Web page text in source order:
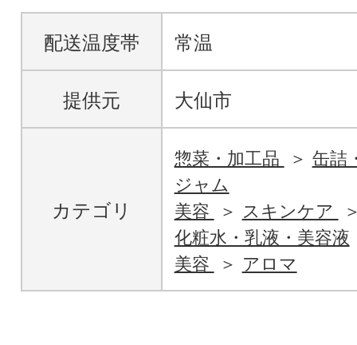
配送温度帯 常温
提供元 大仙市
カテゴリ
惣菜・加工品
缶詰
ジャム
美容
スキンケア
化粧水・乳液・美容液
美容
アロマ